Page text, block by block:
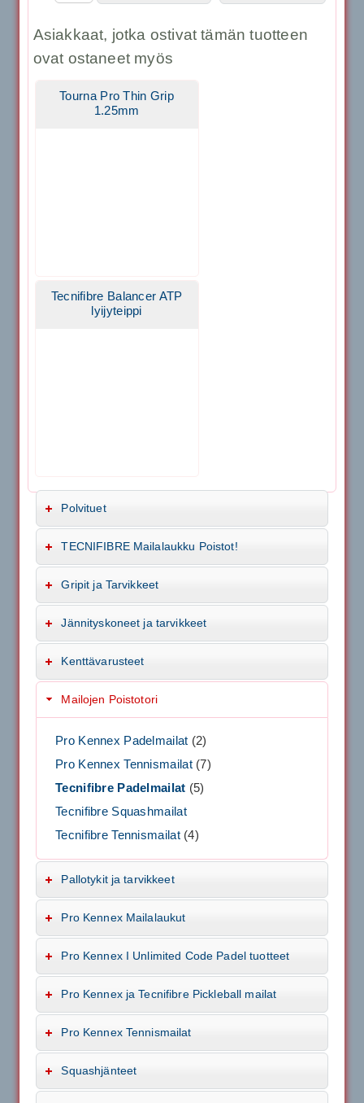
Asiakkaat, jotka ostivat tämän tuotteen
ovat ostaneet myös
Tourna Pro Thin Grip
1.25mm
Tecnifibre Balancer ATP
lyijyteippi
Polvituet
TECNIFIBRE Mailalaukku Poistot!
Gripit ja Tarvikkeet
Jännityskoneet ja tarvikkeet
Kenttävarusteet
Mailojen Poistotori
Pro Kennex Padelmailat (2)
Pro Kennex Tennismailat(7)
Tecnifibre Padelmailat (5)
Tecnifibre Squashmailat
Tecnifibre Tennismailat(4)
Pallotykit ja tarvikkeet
Pro Kennex Mailalaukut
Pro Kennex I Unlimited Code Padel tuotteet
Pro Kennex ja Tecnifibre Pickleball mailat
Pro Kennex Tennismailat
Squashjänteet